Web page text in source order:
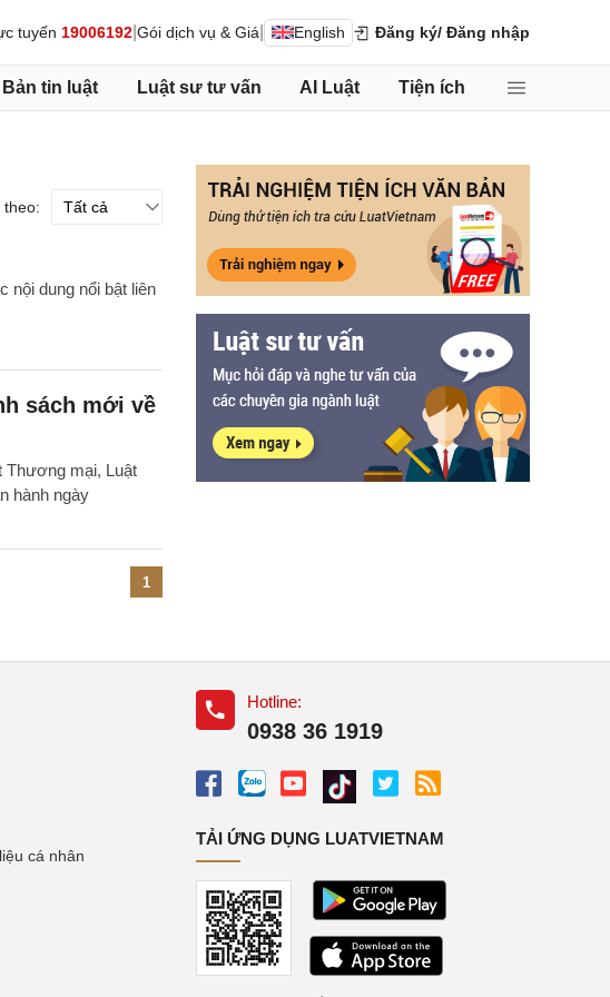
tuyến 19006192 Gói dịch vụ & Giá English Đăng ký/ Đăng nhập
Bản tin luật Luật sư tư vấn AI Luật Tiện ích
theo:
nội dung nổi bật liên
sách mới về
Thương mại, Luật
hành ngày
1
cá nhân
Hotline:
0938 36 1919
TẢI ỨNG DỤNG LUATVIETNAM